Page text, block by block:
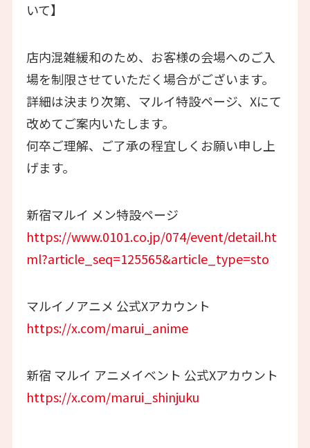
いて】
店内混雑緩和のため、お客様の会場へのご入
場を制限させていただく場合がございます。
詳細は決まり次第、マルイ特設ページ、Xにて
改めてご案内いたします。
何卒ご理解、ご了承の程宜しくお願い申し上
げます。
新宿マルイ メン特設ページ
https://www.0101.co.jp/074/event/detail.ht
ml?article_seq=125565&article_type=sto
マルイノアニメ 公式Xアカウント
https://x.com/marui_anime
新宿 マルイ アニメイベント 公式Xアカウント
https://x.com/marui_shinjuku